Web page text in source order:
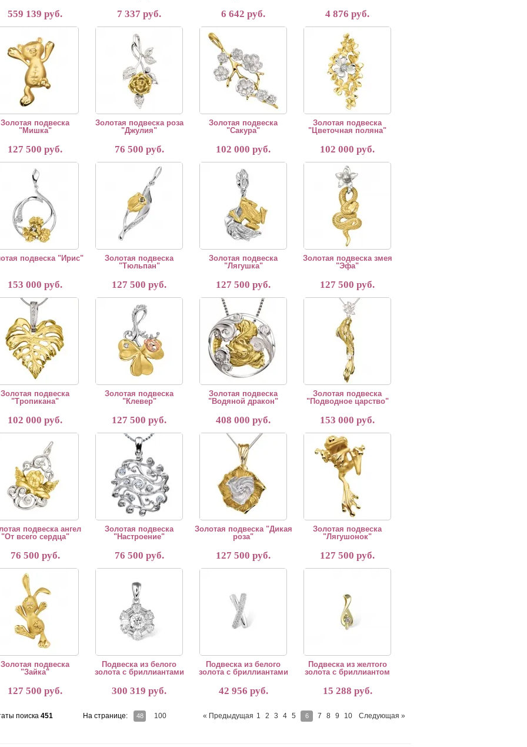
559 139 руб. 7 337 руб. 6 642 руб. 4 876 руб.
подвеска "Мишка"
Золотая подвеска
"Мишка"
127 500 руб.
Золотая подвеска роза "Джулия"
Золотая подвеска роза
"Джулия"
76 500 руб.
Данное украшение изготавливается на заказ в течении 35 дней. Производство Россия - Москва.
Золотая подвеска
"Сакура"
102 000 руб.
Золотая подвеска "Цветочная поляна"
Золотая подвеска
"Цветочная поляна"
102 000 руб.
подвеска "Ирис"
подвеска "Ирис"
153 000 руб.
Золотая подвеска "Тюльпан"
Золотая подвеска
"Тюльпан"
127 500 руб.
Золотая подвеска "Лягушка"
Золотая подвеска
"Лягушка"
127 500 руб.
Золотая подвеска змея "Эфа"
Золотая подвеска змея
"Эфа"
127 500 руб.
подвеска "Тропикана"
Золотая подвеска
"Тропикана"
102 000 руб.
Золотая подвеска "Клевер"
Золотая подвеска
"Клевер"
127 500 руб.
Данное украшение изготавливается на заказ в течении 35 дней. Производство Россия – Москва.
Золотая подвеска
"Водяной дракон"
408 000 руб.
Золотая подвеска "Подводное царство"
Золотая подвеска
"Подводное царство"
153 000 руб.
подвеска ангел "От всего сердца"
подвеска ангел
"От всего сердца"
76 500 руб.
Золотая подвеска "Настроение"
Золотая подвеска
"Настроение"
76 500 руб.
Данное украшение изготавливается на заказ в течении 35 дней. Производство Россия - Москва.
Золотая подвеска "Дикая
роза"
127 500 руб.
Золотая подвеска "Лягушонок"
Золотая подвеска
"Лягушонок"
127 500 руб.
подвеска "Зайка"
Золотая подвеска
"Зайка"
127 500 руб.
Подвеска из белого золота с бриллиантами
Подвеска из белого
золота с бриллиантами
300 319 руб.
Подвеска из белого золота с бриллиантами
Подвеска из белого
золота с бриллиантами
42 956 руб.
Подвеска из желтого золота с бриллиантом
Подвеска из желтого
золота с бриллиантом
15 288 руб.
поиска 451 На странице: 48 100 « Предыдущая 1 2 3 4 5 6 7 8 9 10 Следующая »